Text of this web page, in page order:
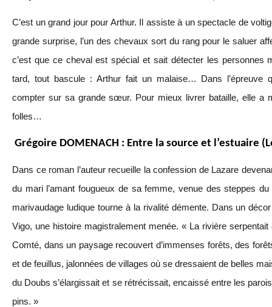
C’est un grand jour pour Arthur. Il assiste à un spectacle de
grande surprise, l’un des chevaux sort du rang pour le saluer
c’est que ce cheval est spécial et sait détecter les personnes
tard, tout bascule : Arthur fait un malaise… Dans l’épreuve
compter sur sa grande sœur. Pour mieux livrer bataille, elle a
folles…
Grégoire DOMENACH : Entre la source et l’estuaire
Dans ce roman l’auteur recueille la confession de Lazare
du mari l’amant fougueux de sa femme, venue des steppes
marivaudage ludique tourne à la rivalité démente. Dans un
Vigo, une histoire magistralement menée. « La rivière
Comté, dans un paysage recouvert d’immenses forêts, des
et de feuillus, jalonnées de villages où se dressaient de belles
du Doubs s’élargissait et se rétrécissait, encaissé entre les
pins. »